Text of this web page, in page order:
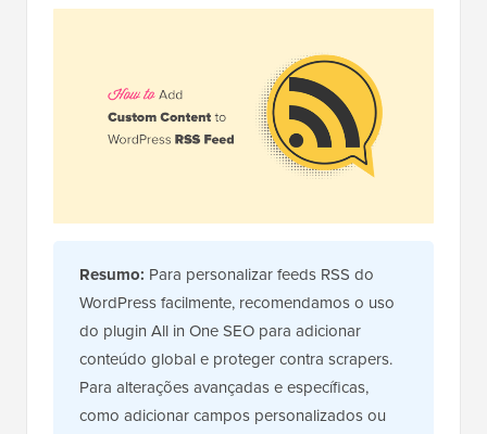
Resumo: Para personalizar feeds RSS do
WordPress facilmente, recomendamos o uso
do plugin All in One SEO para adicionar
conteúdo global e proteger contra scrapers.
Para alterações avançadas e específicas,
como adicionar campos personalizados ou